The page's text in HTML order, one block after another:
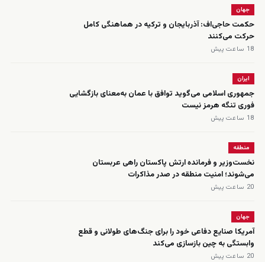
جهان
حکمت حاجی‌اف: آذربایجان و ترکیه در هماهنگی کامل
حرکت می‌کنند
18 ساعت پیش
ایران
جمهوری اسلامی می‌گوید توافق با عمان به‌معنای بازگشایی
فوری تنگه هرمز نیست
18 ساعت پیش
منطقه
نخست‌وزیر و فرمانده ارتش پاکستان راهی عربستان
می‌شوند؛ امنیت منطقه در صدر مذاکرات
20 ساعت پیش
جهان
آمریکا صنایع دفاعی خود را برای جنگ‌های طولانی و قطع
وابستگی به چین بازسازی می‌کند
20 ساعت پیش